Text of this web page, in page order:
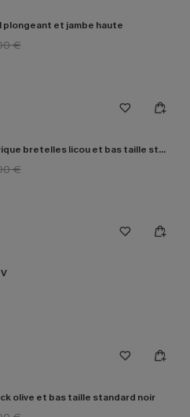
plongeant et jambe haute
€
Bikini géométrique bretelles licou et bas taille standard
€
olive et bas taille standard noir